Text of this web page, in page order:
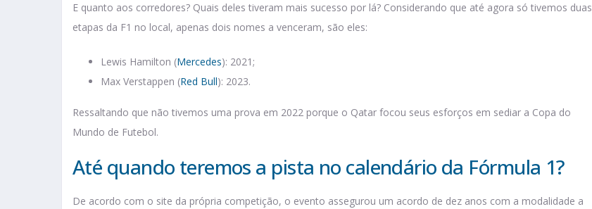
E quanto aos corredores? Quais deles tiveram mais sucesso por lá? Considerando que até agora só tivemos duas
etapas da F1 no local, apenas dois nomes a venceram, são eles:
Lewis Hamilton (Mercedes): 2021;
Max Verstappen (Red Bull): 2023.
Ressaltando que não tivemos uma prova em 2022 porque o Qatar focou seus esforços em sediar a Copa do
Mundo de Futebol.
Até quando teremos a pista no calendário da Fórmula 1?
De acordo com o site da própria competição, o evento assegurou um acordo de dez anos com a modalidade a